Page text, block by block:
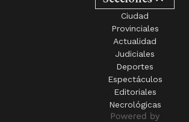
Actualidad
Judiciales
Deportes
Espectáculos
Editoriales
Necrológicas
El diario de Gualeguay - Desde 1901 al